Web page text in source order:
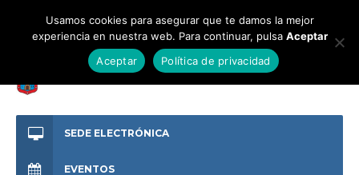
SEDE ELECTRÓNICA
EVENTOS
Usamos cookies para asegurar que te damos la mejor
experiencia en nuestra web. Para continuar, pulsa Aceptar
Aceptar
Política de privacidad